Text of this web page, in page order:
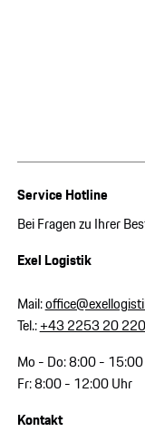
Service Hotline
Bei Fragen zu Ihrer
Exel Logistik
Mail:
Tel.:+43 2253 20 220
Mo - Do: 8:00 -
Fr: 8:00 - 12:00 Uhr
Kontakt